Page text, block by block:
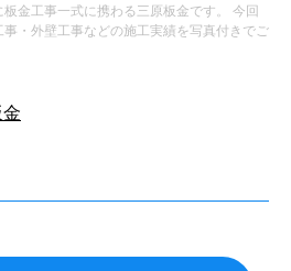
金工事一式に携わる三原板金です。 今回
・外壁工事などの施工実績を写真付きでご